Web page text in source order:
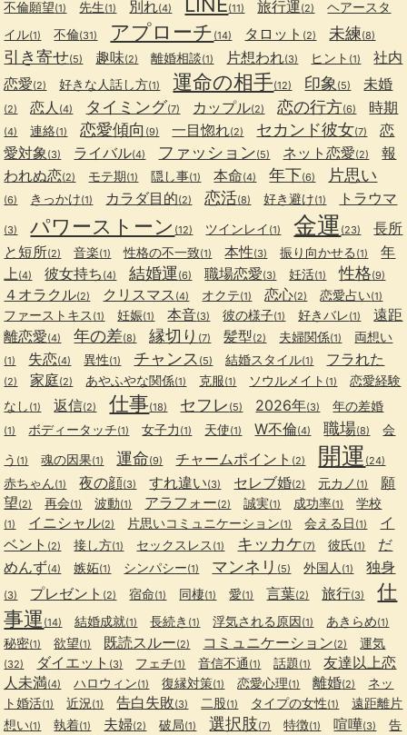
不倫願望(1) 先生(1) 別れ(4) (11) 旅行運(2)
ヘアースタ
イル(1) 不倫(31) アプローチ (14) タロット (2) 未練(8)
引き寄せ(5) 趣味(2) 離婚相談(1) 片想われ(3) ヒント (1)
社内
恋愛(2) 好きな人話し方(1) 運命の相手(12) 印象 (5) 未婚
(2) 恋人 (4) タイミング(7) カップル(2) 恋の行方(6) 時期
(4) 連絡(1) 恋愛傾向 (9) 一目惚れ(2) セカンド彼女(7)
恋
愛対象(3) ライバル(4) ファッション(5) ネット恋愛(2)
報
われぬ恋(2) モテ期(1) 隠し事(1) 本命(4) 年下(6) 片思い
(6) きっかけ(1) カラダ目的(2) 恋活(8) 好き避け(1) トラウマ
(3) パワーストーン (12) ツインレイ (1) 金運 (23)
長所
と短所(2) 音楽(1) 性格の不一致(1) 本性(3) 振り向かせる (1)
年
上(4) 彼女持ち (4) 結婚運(6) 職場恋愛(3) 妊活(1) 性格(9)
４オラクル(2) クリスマス (4) オクテ(1) 恋心(2) 恋愛占い(1)
ファーストキス (1) 妊娠(1) 本音(3) 彼の様子(1) 好きバレ(1)
遠距
離恋愛(4) 年の差(8) 縁切り (7) 髪型(2) 夫婦関係(1) 両想い
(1) 失恋(4) 異性(1) チャンス (5) 結婚スタイル(1) フラれた
(2) 家庭(2) あやふやな関係(1) 克服(1) ソウルメイト (1)
恋愛経験
なし (1) 返信(2) 仕事(18) セフレ (5) 2026年(3) 年の差婚
(1) ボディータッチ(1) 女子力 (1) 天使(1) W不倫(4) 職場(8)
会
う (1) 魂の因果(1) 運命(9) チャームポイント (2) 開運 (24)
赤ちゃん(1) 夜の顔(3) すれ違い(3) セレブ婚(2) 元カノ (1)
願
望(2) 再会(1) 波動(1) アラフォー(2) 誠実(1) 成功率(1) 学校
(1) イニシャル(2) 片思いコミュニケーション(1) 会える日 (1)
イ
ベント (2) 接し方(1) セックスレス (1) キッカケ(7) 彼氏(1)
だ
めんず(4) 嫉妬(1) シンパシー(1) マンネリ (5) 外国人 (1) 独身
(3) プレゼント (2) 宿命(1) 同棲(1) 愛(1) 言葉(2) 旅行(3)
仕
事運 (14) 結婚成就(1) 長続き (1) 浮気される原因(1) あきらめ(1)
秘密(1) 欲望(1) 既読スルー(2) コミュニケーション(2) 運気
(32) ダイエット (3) フェチ(1) 音信不通 (1) 話題(1)
友達以上恋
人未満(4) ハロウィン(1) 復縁対策(1) 恋愛心理(1) 離婚(2)
ネッ
ト婚活(1) 近況 (1) 告白失敗(3) 二股(1) タイプの女性(1)
遠距離片
想い(1) 執着(1) 夫婦(2) 破局(1) 選択肢(7) 特徴(1) 喧嘩(3)
告